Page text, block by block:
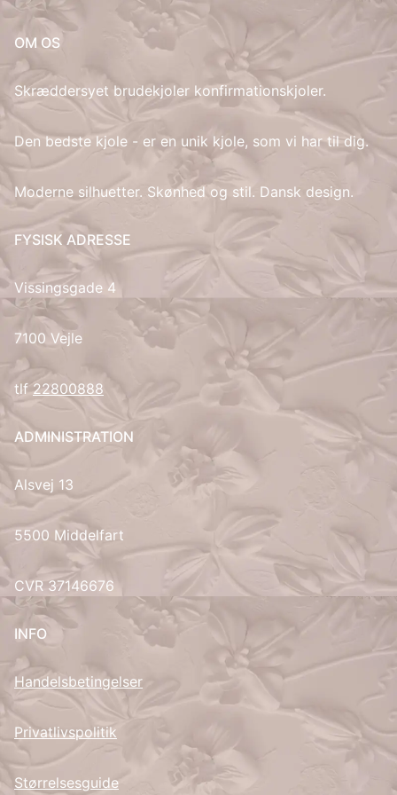
LV
NO
PT
OM OS
Skræddersyet brudekjoler konfirmationskjoler.
Den bedste kjole - er en unik kjole, som vi har til dig.
Moderne silhuetter. Skønhed og stil. Dansk design.
FYSISK ADRESSE
Vissingsgade 4
7100 Vejle
tlf22800888
ADMINISTRATION
Alsvej 13
5500 Middelfart
CVR 37146676
INFO
Handelsbetingelser
Privatlivspolitik
Størrelsesguide